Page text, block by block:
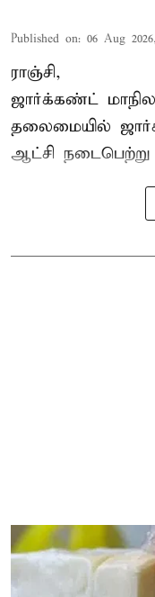
Published on: 06 Aug
ராஞ்சி,
ஜார்க்கண்ட்
தலைமையில்
ஆட்சி நடைபெற்று